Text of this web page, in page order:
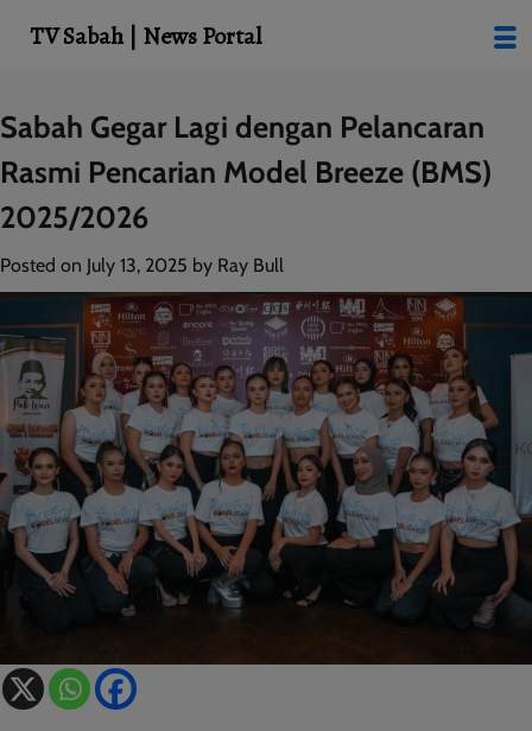
Skip
to
content
Sabah Gegar Lagi dengan Pelancaran
Rasmi Pencarian Model Breeze (BMS)
2025/2026
Posted on July 13, 2025 by Ray Bull
TV Sabah | News Portal